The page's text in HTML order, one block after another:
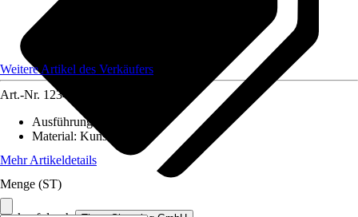
Weitere Artikel des Verkäufers
Art.-Nr. 12349982
Ausführung
Material: Kunststoff
Mehr Artikeldetails
Menge (ST)